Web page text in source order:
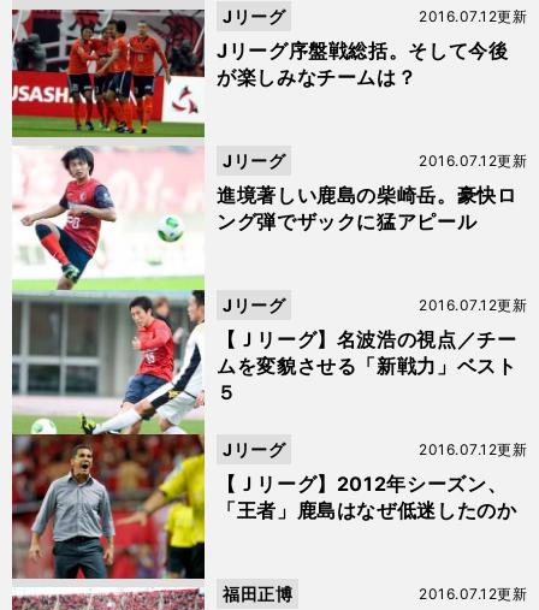
Jリーグ序盤戦総括。そして今後
が楽しみなチームは？
2016.07.12更新
Jリーグ
進境著しい鹿島の柴崎岳。豪快ロ
ング弾でザックに猛アピール
2016.07.12更新
Jリーグ
【Ｊリーグ】名波浩の視点／チー
ムを変貌させる「新戦力」ベスト
５
2016.07.12更新
Jリーグ
【Ｊリーグ】2012年シーズン、
「王者」鹿島はなぜ低迷したのか
2016.07.12更新
Jリーグ
2016.07.12更新
福田正博